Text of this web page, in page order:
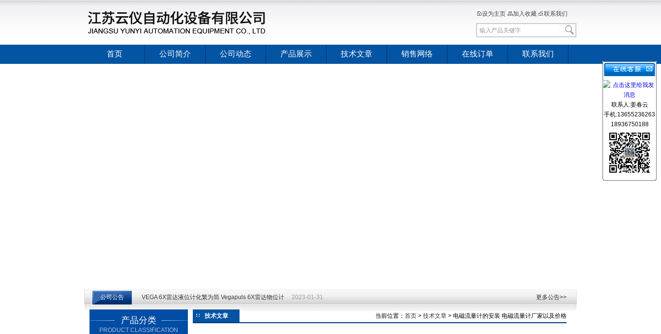
设为主页 加入收藏 联系我们
首页 公司简介 公司动态 产品展示 技术文章 销售网络 在线订单 联系我们
公司公告 VEGA 6X雷达液位计化繁为简 Vegapuls 6X雷达物位计 2023-01-31 更多公告>>
产品分类
PRODUCT CLASSIFICATION
技术文章 当前位置： 首页 > 技术文章 > 电磁流量计的安装 电磁流量计厂家以及价格
联系人:姜春云
手机:13655236263
18936750188